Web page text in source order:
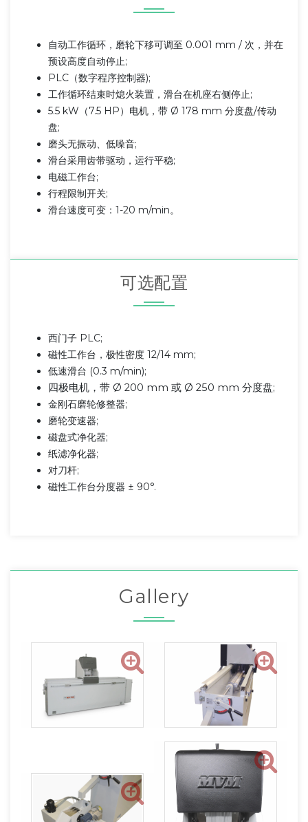
自动工作循环，磨轮下移可调至 0.001 mm / 次，并在
预设高度自动停止;
PLC（数字程序控制器);
工作循环结束时熄火装置，滑台在机座右侧停止;
5.5 kW（7.5 HP）电机，带 Ø 178 mm 分度盘/传动
盘;
磨头无振动、低噪音;
滑台采用齿带驱动，运行平稳;
电磁工作台;
行程限制开关;
滑台速度可变：1-20 m/min。
可选配置
西门子 PLC;
磁性工作台，极性密度 12/14 mm;
低速滑台 (0.3 m/min);
四极电机，带 Ø 200 mm 或 Ø 250 mm 分度盘;
金刚石磨轮修整器;
磨轮变速器;
磁盘式净化器;
纸滤净化器;
对刀杆;
磁性工作台分度器 ± 90°.
Gallery